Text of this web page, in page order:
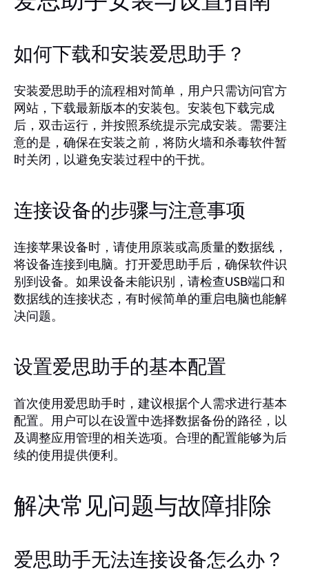
如何下载和安装爱思助手？
安装爱思助手的流程相对简单，用户只需访问官方
网站，下载最新版本的安装包。安装包下载完成
后，双击运行，并按照系统提示完成安装。需要注
意的是，确保在安装之前，将防火墙和杀毒软件暂
时关闭，以避免安装过程中的干扰。
连接设备的步骤与注意事项
连接苹果设备时，请使用原装或高质量的数据线，
将设备连接到电脑。打开爱思助手后，确保软件识
别到设备。如果设备未能识别，请检查USB端口和
数据线的连接状态，有时候简单的重启电脑也能解
决问题。
设置爱思助手的基本配置
首次使用爱思助手时，建议根据个人需求进行基本
配置。用户可以在设置中选择数据备份的路径，以
及调整应用管理的相关选项。合理的配置能够为后
续的使用提供便利。
解决常见问题与故障排除
爱思助手无法连接设备怎么办？